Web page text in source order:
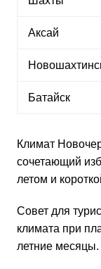
Аксай
Батайск
Климат
сочетающий
летом и
Совет для
климата при
летние месяцы.